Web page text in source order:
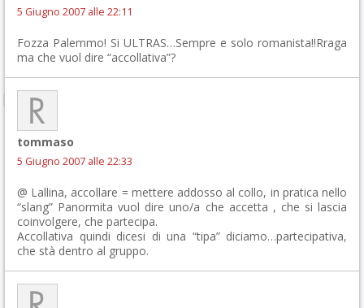
5 Giugno 2007 alle 22:11
Fozza Palemmo! Si ULTRAS…Sempre e solo romanista!!Rraga
ma che vuol dire “accollativa”?
tommaso
5 Giugno 2007 alle 22:33
@ Lallina, accollare = mettere addosso al collo, in pratica nello
“slang” Panormita vuol dire uno/a che accetta , che si lascia
coinvolgere, che partecipa.
Accollativa quindi dicesi di una “tipa” diciamo…partecipativa,
che stà dentro al gruppo.